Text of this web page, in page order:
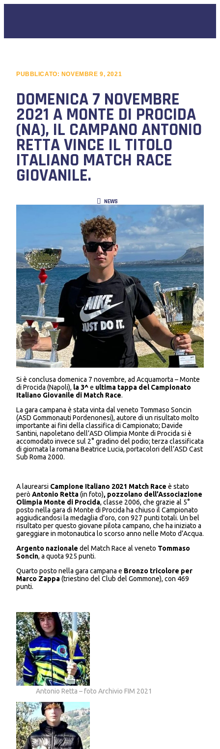
PUBBLICATO: NOVEMBRE 9, 2021
DOMENICA 7 NOVEMBRE
2021 A MONTE DI PROCIDA
(NA), IL CAMPANO ANTONIO
RETTA VINCE IL TITOLO
ITALIANO MATCH RACE
GIOVANILE.
NEWS
Si è conclusa domenica 7 novembre, ad Acquamorta – Monte
di Procida (Napoli), la 3^e ultima tappa del Campionato
Italiano Giovanile di Match Race.
La gara campana è stata vinta dal veneto Tommaso Soncin
(ASD Gommonauti Pordenonesi), autore di un risultato molto
importante ai fini della classifica di Campionato; Davide
Santini, napoletano dell’ASD Olimpia Monte di Procida si è
accomodato invece sul 2° gradino del podio; terza classificata
di giornata la romana Beatrice Lucia, portacolori dell’ASD Cast
Sub Roma 2000.
A laurearsi Campione Italiano 2021 Match Race è stato
però Antonio Retta(in foto), pozzolano dell’Associazione
Olimpia Monte di Procida, classe 2006, che grazie al 5°
posto nella gara di Monte di Procida ha chiuso il Campionato
aggiudicandosi la medaglia d’oro, con 927 punti totali. Un bel
risultato per questo giovane pilota campano, che ha iniziato a
gareggiare in motonautica lo scorso anno nelle Moto d’Acqua.
Argento nazionale del Match Race al veneto Tommaso
Soncin, a quota 925 punti.
Quarto posto nella gara campana e Bronzo tricolore per
Marco Zappa(triestino del Club del Gommone), con 469
punti.
Antonio Retta – foto Archivio FIM 2021